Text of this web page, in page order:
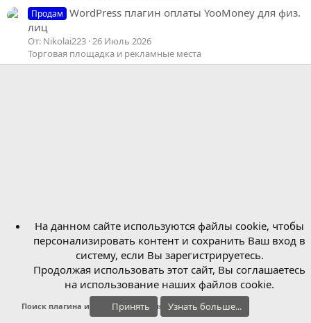
Продам
WordPress плагин оплаты YooMoney для физ.
лиц
От: Nikolai223 26 Июль 2026
Торговая площадка и рекламные места
Поиск плагина и функционала для wordpress
На данном сайте используются файлы cookie, чтобы
персонализировать контент и сохранить Ваш вход в
систему, если Вы зарегистрируетесь.
Продолжая использовать этот сайт, Вы соглашаетесь
на использование наших файлов cookie.
Принять Узнать больше...